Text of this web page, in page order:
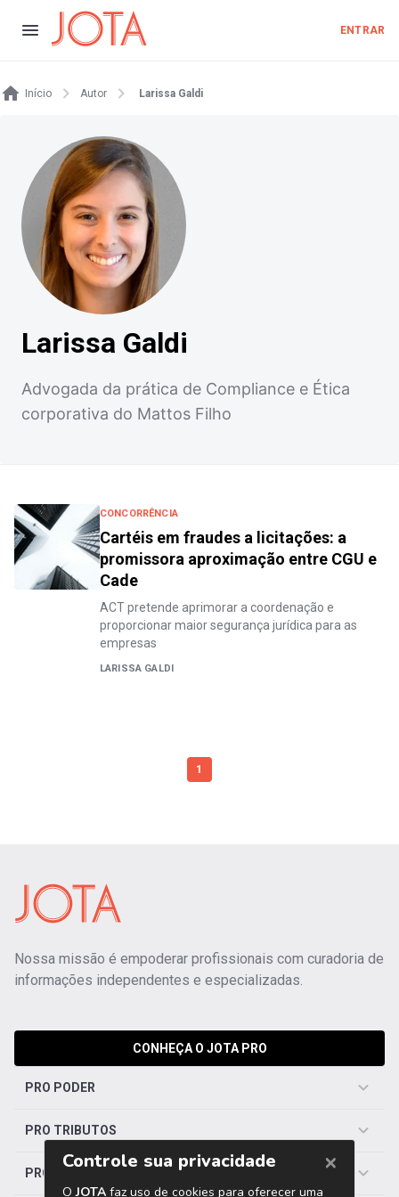
ENTRAR
Início Autor Larissa Galdi
Larissa Galdi
Advogada da prática de Compliance e Ética
corporativa do Mattos Filho
CONCORRÊNCIA
Cartéis em fraudes a licitações: a
promissora aproximação entre CGU e
Cade
ACT pretende aprimorar a coordenação e
proporcionar maior segurança jurídica para as
empresas
LARISSA GALDI
1
Nossa missão é empoderar profissionais com curadoria de
informações independentes e especializadas.
CONHEÇA O JOTA PRO
PRO PODER
PRO TRIBUTOS
PRO TRABALHISTA